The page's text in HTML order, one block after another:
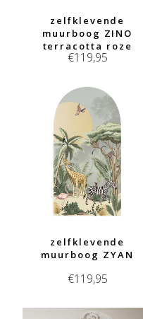
zelfklevende
muurboog ZINO
terracotta roze
€119,95
zelfklevende
muurboog ZYAN
€119,95